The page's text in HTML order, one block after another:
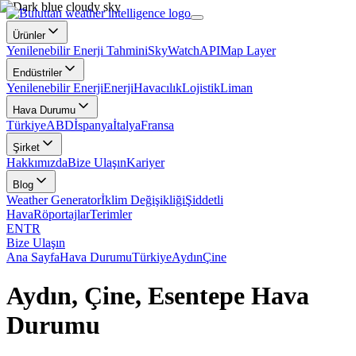
Ürünler
Yenilenebilir Enerji TahminiSkyWatchAPIMap Layer
Endüstriler
Yenilenebilir EnerjiEnerjiHavacılıkLojistikLiman
Hava Durumu
TürkiyeABDİspanyaİtalyaFransa
Şirket
HakkımızdaBize UlaşınKariyer
Blog
Weather Generatorİklim DeğişikliğiŞiddetli
HavaRöportajlarTerimler
ENTR
Bize Ulaşın
Ana SayfaHava DurumuTürkiyeAydınÇine
Aydın, Çine, Esentepe Hava
Durumu